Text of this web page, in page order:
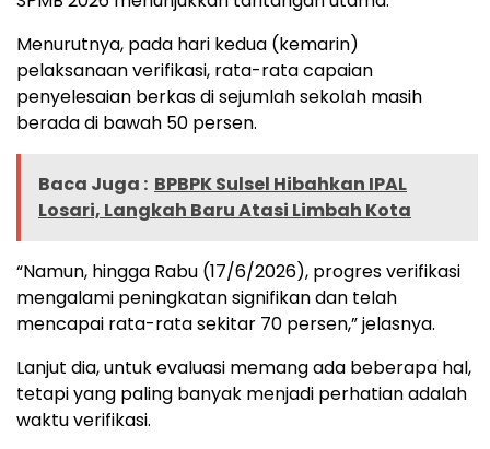
Menurutnya, pada hari kedua (kemarin)
pelaksanaan verifikasi, rata-rata capaian
penyelesaian berkas di sejumlah sekolah masih
berada di bawah 50 persen.
Baca Juga : BPBPK Sulsel Hibahkan IPAL
Losari, Langkah Baru Atasi Limbah Kota
“Namun, hingga Rabu (17/6/2026), progres verifikasi
mengalami peningkatan signifikan dan telah
mencapai rata-rata sekitar 70 persen,” jelasnya.
Lanjut dia, untuk evaluasi memang ada beberapa hal,
tetapi yang paling banyak menjadi perhatian adalah
waktu verifikasi.